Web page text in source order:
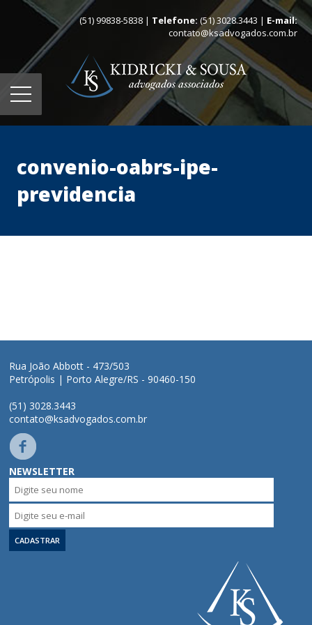
(51) 99838-5838 | Telefone: (51) 3028.3443 | E-mail:
contato@ksadvogados.com.br
Áreas de Atuação
Profissionais
Publicações
convenio-oabrs-ipe-
previdencia
Rua João Abbott - 473/503
Petrópolis | Porto Alegre/RS - 90460-150
(51) 3028.3443
contato@ksadvogados.com.br
NEWSLETTER